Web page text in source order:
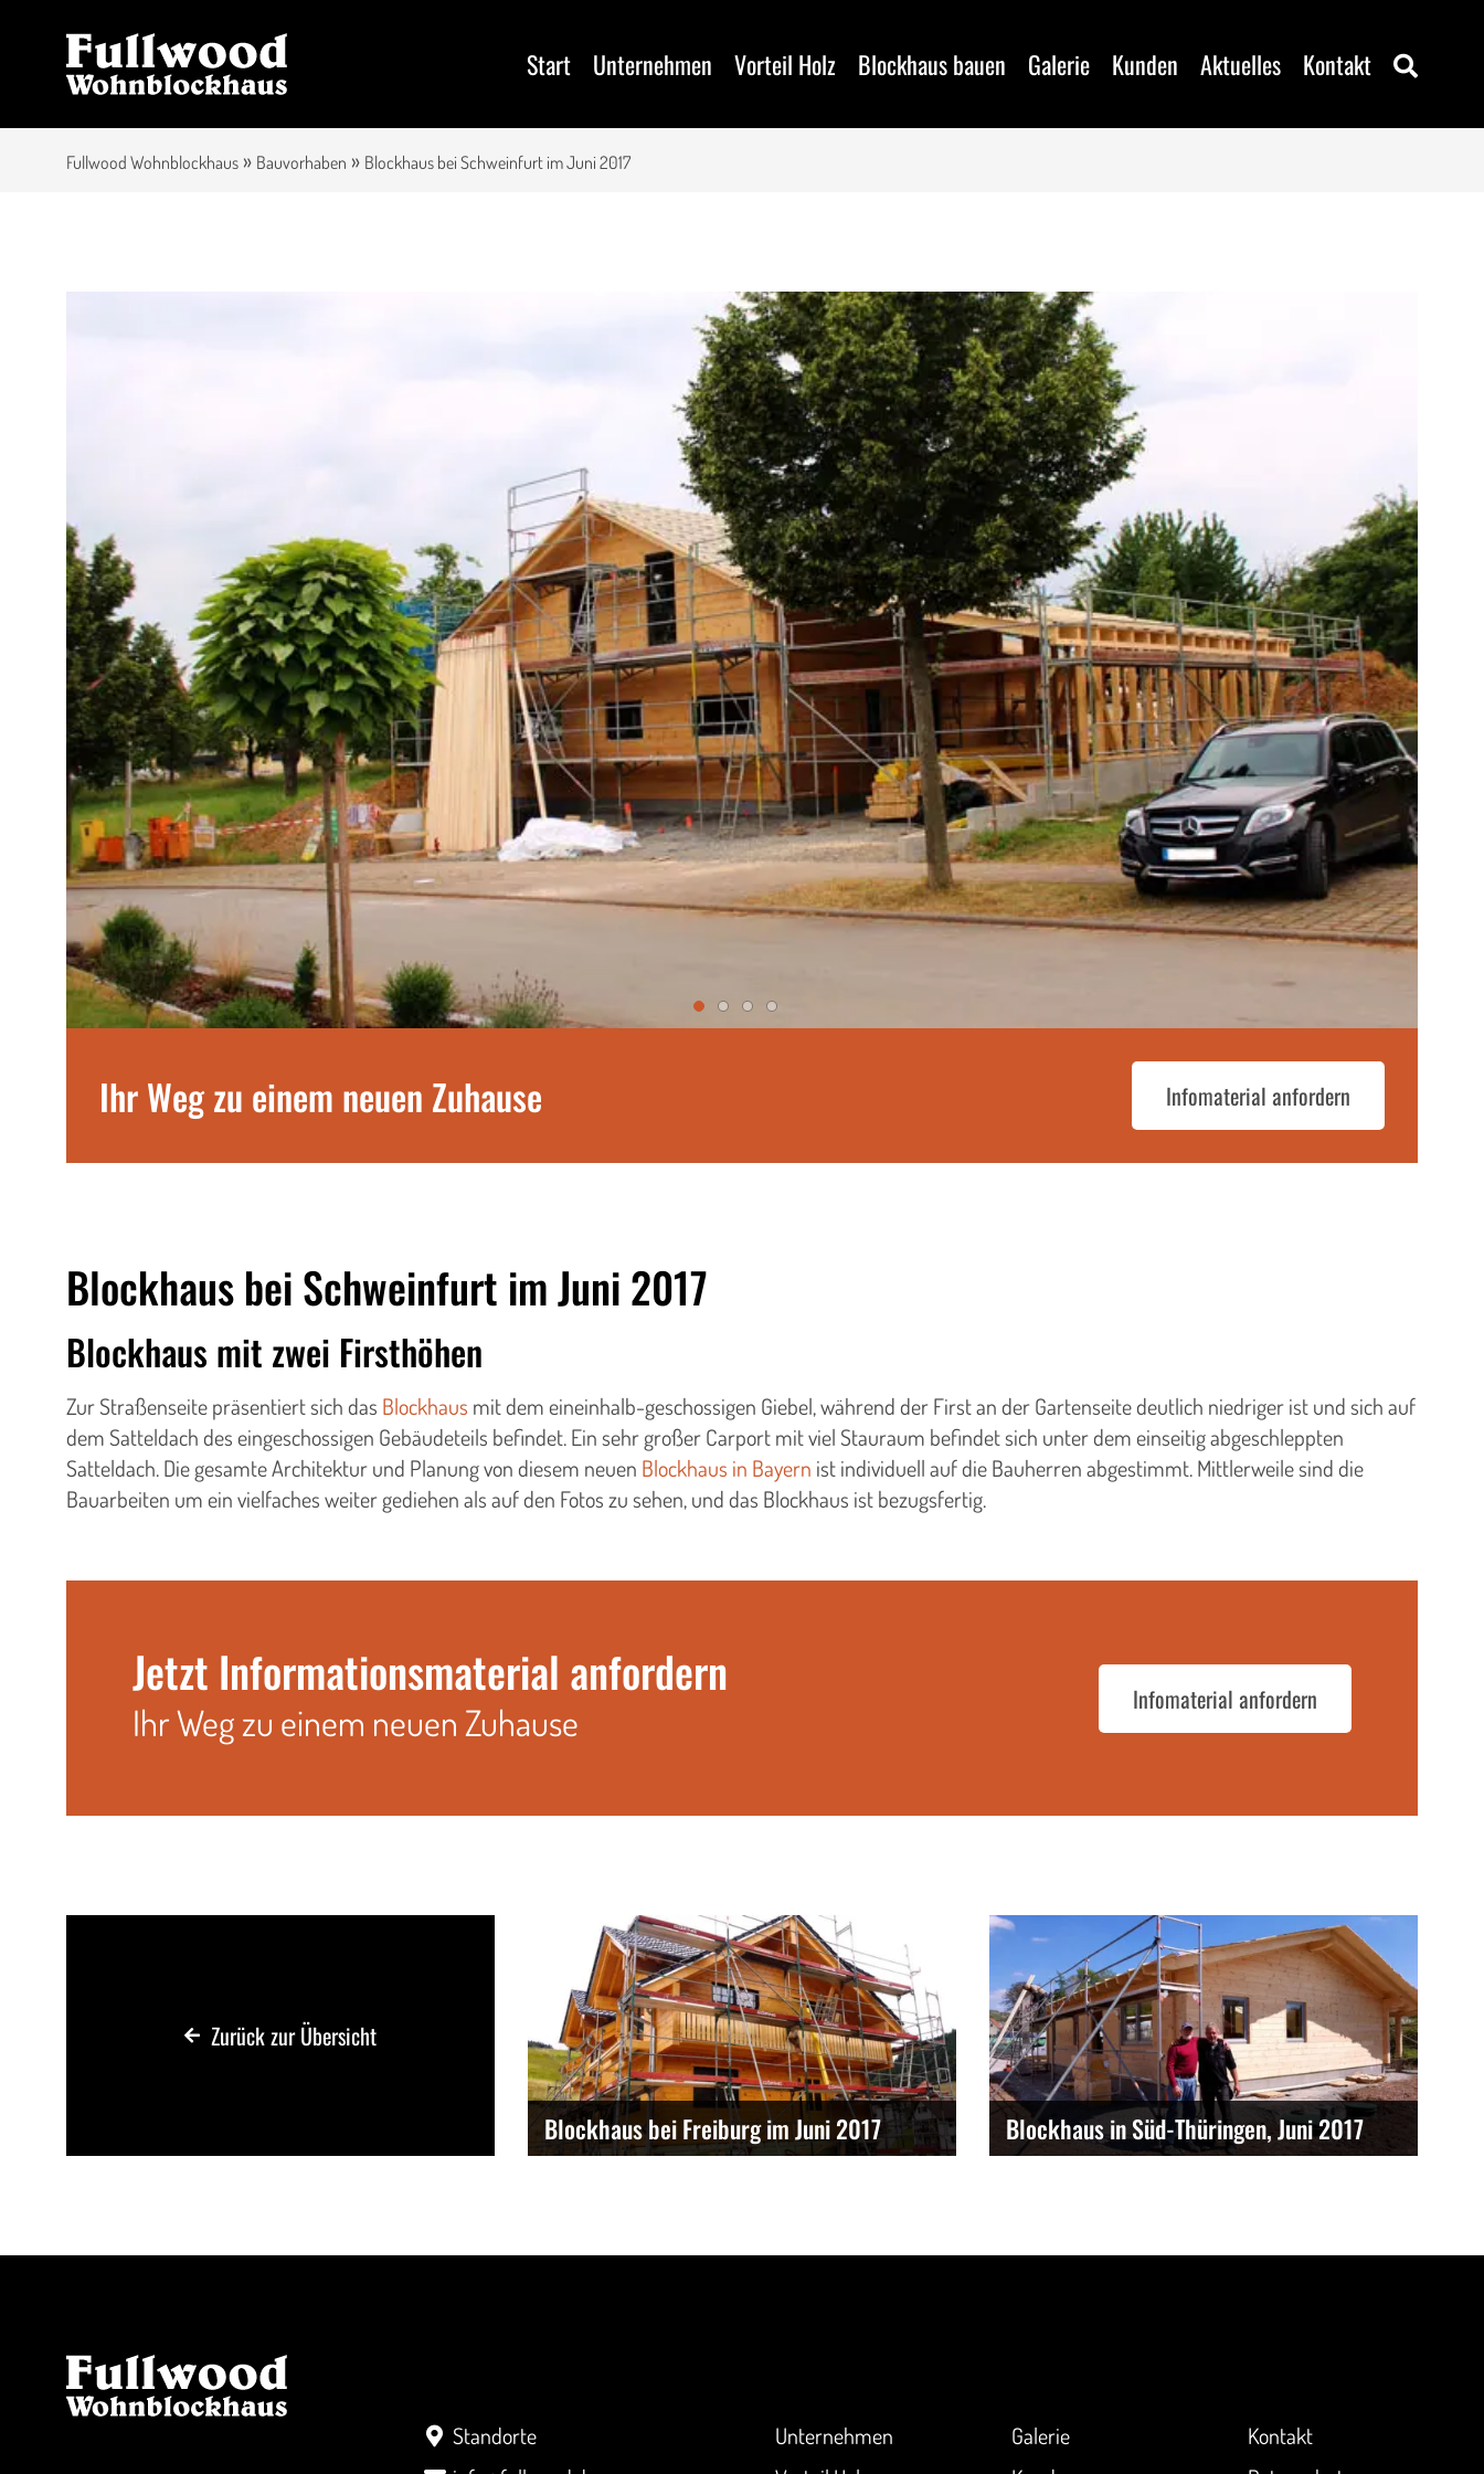
Start Unternehmen Vorteil Holz Blockhaus bauen Galerie Kunden Aktuelles Kontakt
Fullwood Wohnblockhaus » Bauvorhaben » Blockhaus bei Schweinfurt im Juni 2017
Ihr Weg zu einem neuen Zuhause Infomaterial anfordern
Blockhaus bei Schweinfurt im Juni 2017
Blockhaus mit zwei Firsthöhen
Zur Straßenseite präsentiert sich das Blockhaus mit dem eineinhalb-geschossigen Giebel, während der First an der Gartenseite deutlich niedriger ist und sich auf
dem Satteldach des eingeschossigen Gebäudeteils befindet. Ein sehr großer Carport mit viel Stauraum befindet sich unter dem einseitig abgeschleppten
Satteldach. Die gesamte Architektur und Planung von diesem neuen Blockhaus in Bayern ist individuell auf die Bauherren abgestimmt. Mittlerweile sind die
Bauarbeiten um ein vielfaches weiter gediehen als auf den Fotos zu sehen, und das Blockhaus ist bezugsfertig.
Jetzt Informationsmaterial anfordern
Ihr Weg zu einem neuen Zuhause
Infomaterial anfordern
Zurück zur Übersicht
Blockhaus bei Freiburg im Juni 2017 Blockhaus in Süd-Thüringen, Juni 2017
Standorte
Unternehmen
Galerie
Kontakt